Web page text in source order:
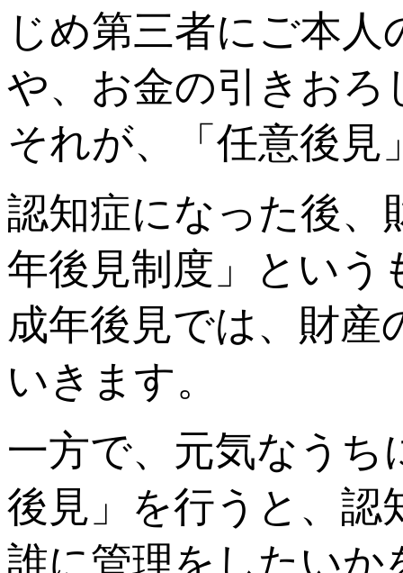
じめ第三者にご本
や、お金の引きお
それが、「任意後
認知症になった後、
年後見制度」という
成年後見では、財産
いきます。
一方で、元気なうち
後見」を行うと、認
誰に管理をしたい